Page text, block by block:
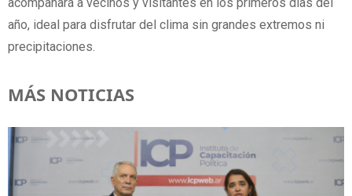
acompañará a vecinos y visitantes en los primeros días del
año, ideal para disfrutar del clima sin grandes extremos ni
precipitaciones.
MÁS NOTICIAS